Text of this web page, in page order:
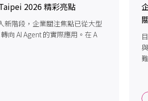
2026 精彩亮點
新階段，企業關注焦點已從大型
向 AI Agent 的實際應用。在 A